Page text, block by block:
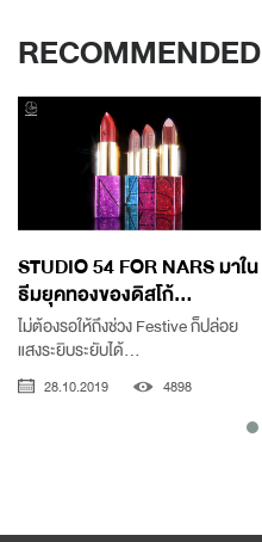
RECOMMENDED
STUDIO 54 FOR NARS มาใน
ธีมยุคทองของดิสโก้...
ไม่ต้องรอให้ถึงช่วง Festive ก็ปล่อย
แสงระยิบระยับได้...
28.10.2019 4898